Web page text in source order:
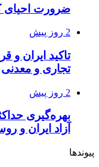
ضرورت احیای
2 روز پیش
تاکید ایران
تجاری و معدنی
2 روز پیش
بهره‌گیری
آزاد ایران و
پیوندها